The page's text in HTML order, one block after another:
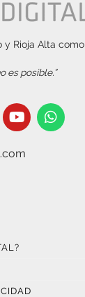
y Rioja Alta
es posible.”